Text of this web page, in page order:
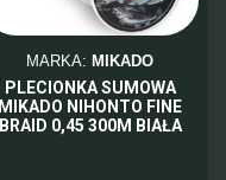
MARKA: MIKADO
PLECIONKA SUMOWA
MIKADO NIHONTO FINE
BRAID 0,45 300M BIAŁA